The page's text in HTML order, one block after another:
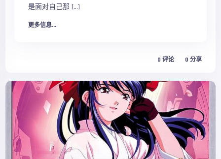
是面对自己那 […]
更多信息...
0 评论 0 分享